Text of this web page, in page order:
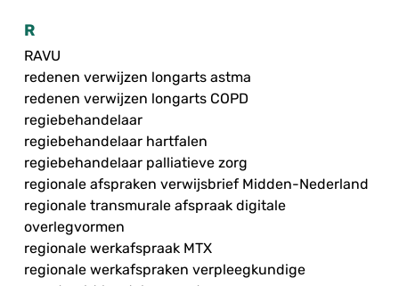
R
RAVU
redenen verwijzen longarts astma
redenen verwijzen longarts COPD
regiebehandelaar
regiebehandelaar hartfalen
regiebehandelaar palliatieve zorg
regionale afspraken verwijsbrief Midden-Nederland
regionale transmurale afspraak digitale
overlegvormen
regionale werkafspraak MTX
regionale werkafspraken verpleegkundige